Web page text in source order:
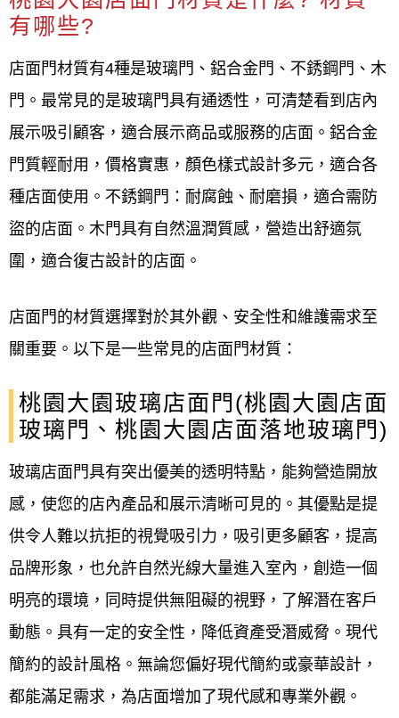
有哪些?
店面門材質有4種是玻璃門、鋁合金門、不銹鋼門、木
門。最常見的是玻璃門具有通透性，可清楚看到店內
展示吸引顧客，適合展示商品或服務的店面。鋁合金
門質輕耐用，價格實惠，顏色樣式設計多元，適合各
種店面使用。不銹鋼門：耐腐蝕、耐磨損，適合需防
盜的店面。木門具有自然溫潤質感，營造出舒適氛
圍，適合復古設計的店面。
店面門的材質選擇對於其外觀、安全性和維護需求至
關重要。以下是一些常見的店面門材質：
桃園大園玻璃店面門(桃園大園店面
玻璃門、桃園大園店面落地玻璃門)
玻璃店面門具有突出優美的透明特點，能夠營造開放
感，使您的店內產品和展示清晰可見的。其優點是提
供令人難以抗拒的視覺吸引力，吸引更多顧客，提高
品牌形象，也允許自然光線大量進入室內，創造一個
明亮的環境，同時提供無阻礙的視野，了解潛在客戶
動態。具有一定的安全性，降低資產受潛威脅。現代
簡約的設計風格。無論您偏好現代簡約或豪華設計，
都能滿足需求，為店面增加了現代感和專業外觀。